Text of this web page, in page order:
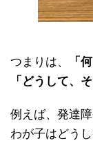
つまりは、
「
「どうして、
例えば、発達
わが子はどう